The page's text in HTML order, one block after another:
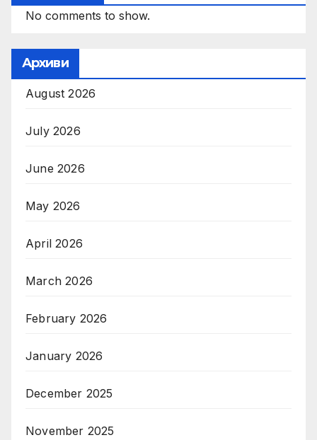
No comments to show.
Архиви
August 2026
July 2026
June 2026
May 2026
April 2026
March 2026
February 2026
January 2026
December 2025
November 2025